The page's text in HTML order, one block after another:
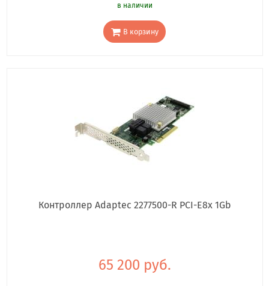
в наличии
В корзину
Контроллер Adaptec 2277500-R PCI-E8x 1Gb
65 200 руб.